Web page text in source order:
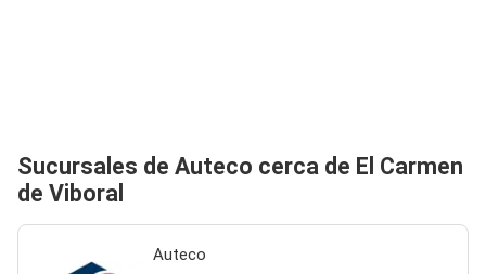
Sucursales de Auteco cerca de El Carmen
de Viboral
Auteco